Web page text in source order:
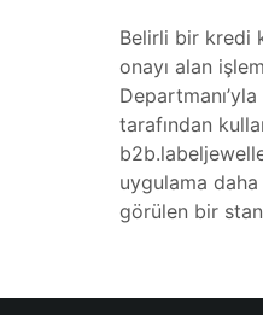
Belirli bir kredi
onayı alan
tarafından
uygulama daha
görülen bir